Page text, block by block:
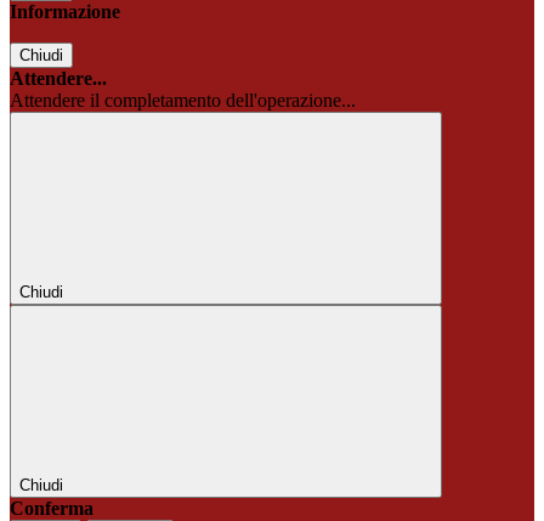
Informazione
Chiudi
Attendere...
Attendere il completamento dell'operazione...
Chiudi
Chiudi
Conferma